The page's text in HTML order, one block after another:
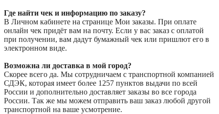
Где найти чек и информацию по заказу?
В Личном кабинете на странице Мои заказы. При оплате
онлайн чек придёт вам на почту. Если у вас заказ с оплатой
при получении, вам дадут бумажный чек или пришлют его в
электронном виде.
Возможна ли доставка в мой город?
Скорее всего да. Мы сотрудничаем с транспортной компанией
СДЭК, которая имеет более 1257 пунктов выдачи по всей
России и дополнительно доставляет заказы во все города
России. Так же мы можем отправить ваш заказ любой другой
транспортной на ваше усмотрение.